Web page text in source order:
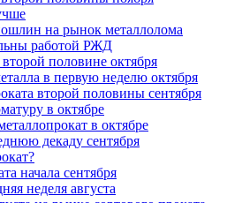
на рынок металлолома
работой РЖД
половине октября
в первую неделю октября
второй половины сентября
в октябре
в октябре
декаду сентября
начала сентября
неделя августа